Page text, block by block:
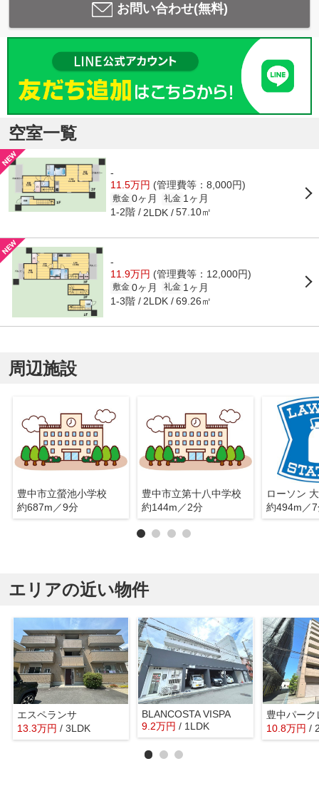
お問い合わせ(無料)
空室一覧
-
11.5万円 (管理費等：8,000円)
敷金 0ヶ月 礼金 1ヶ月
1-2階 2LDK 57.10㎡
-
11.9万円 (管理費等：12,000円)
敷金 0ヶ月 礼金 1ヶ月
1-3階 2LDK 69.26㎡
周辺施設
豊中市立螢池小学校
約687m／9分
豊中市立第十八中学校
約144m／2分
ローソン
約494m／
エリアの近い物件
エスペランサ
13.3万円 / 3LDK
BLANCOSTA VISPA
9.2万円 / 1LDK
豊中パー
10.8万円 /